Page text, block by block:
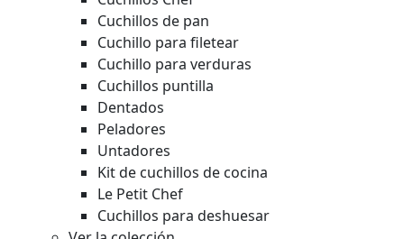
Cuchillos de pan
Cuchillo para filetear
Cuchillo para verduras
Cuchillos puntilla
Dentados
Peladores
Untadores
Kit de cuchillos de cocina
Le Petit Chef
Cuchillos para deshuesar